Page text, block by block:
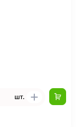
шт.